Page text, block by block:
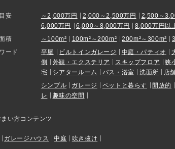
安 ～2,000万円 2,000～2,500万円
2,500～
6,000万円
6,000～8,000万円
8,000万円以
積
～100m² 100m²～200m² 200m²～300m²
ード
平屋 ビルトインガレージ 中庭・パティオ
側
外観・エクステリア スキップフロア
狭
宅
シアタールーム バス・浴室 洗面所
店
シンプル ガレージ ペットと暮らす
開放的
レ
趣味の空間
まい方コンテンツ
ガレージハウス 中庭 吹き抜け